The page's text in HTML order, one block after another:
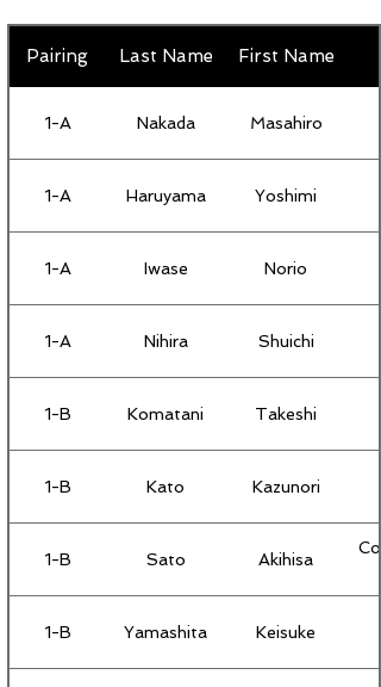
Pairing Last Name First Name
1-A Nakada Masahiro
1-A Haruyama Yoshimi
1-A Iwase Norio
1-A Nihira Shuichi
1-B Komatani Takeshi
1-B Kato Kazunori
1-B Sato Akihisa
1-B Yamashita Keisuke